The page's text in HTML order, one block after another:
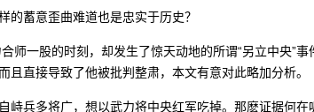
的蓄意歪曲难道也是忠实于历史？
师一股的时刻，却发生了惊天动地的所谓“另立中央”
且直接导致了他被批判整肃，本文有意对此略加分析。
峙兵多将广，想以武力将中央红军吃掉。那麽证据何